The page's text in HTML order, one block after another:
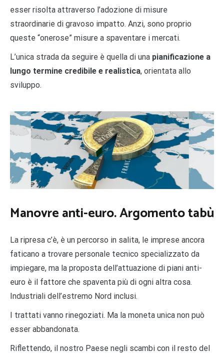
esser risolta attraverso l’adozione di misure
straordinarie di gravoso impatto. Anzi, sono proprio
queste “onerose” misure a spaventare i mercati.
L’unica strada da seguire è quella di una pianificazione a
lungo termine credibile e realistica, orientata allo
sviluppo.
Manovre anti-euro. Argomento tabù
La ripresa c’è, è un percorso in salita, le imprese ancora
faticano a trovare personale tecnico specializzato da
impiegare, ma la proposta dell’attuazione di piani anti-
euro è il fattore che spaventa più di ogni altra cosa.
Industriali dell’estremo Nord inclusi.
I trattati vanno rinegoziati. Ma la moneta unica non può
esser abbandonata.
Riflettendo, il nostro Paese negli scambi con il resto del